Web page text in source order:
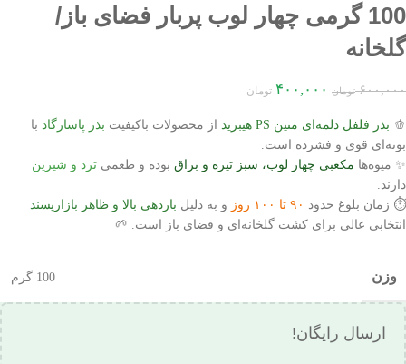
100 گرمی چهار لوب پربار فضای باز/
گلخانه
۶۰۰,۰۰۰ تومان ۴۰۰,۰۰۰ تومان
🫑 بذر فلفل دلمه‌ای متین PS هیبرید از محصولات باکیفیت بذر پاسارگاد با
بوته‌ای قوی و فشرده است.
✨ میوه‌ها مکعبی چهار لوب، سبز تیره و براق بوده و طعمی ترد و شیرین
دارند.
⏱ زمان بلوغ حدود ۹۰ تا ۱۰۰ روز و به دلیل باردهی بالا و ظاهر بازارپسند
انتخابی عالی برای کشت گلخانه‌ای و فضای باز است. 🌱
وزن 100 گرم
ارسال رایگان!